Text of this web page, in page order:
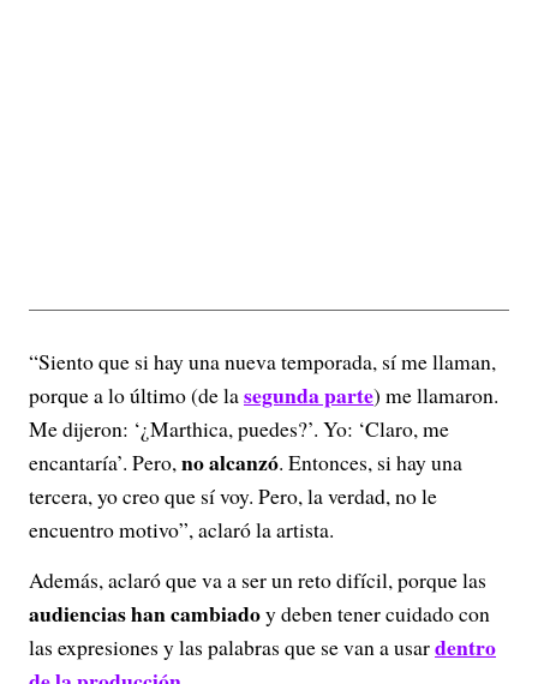
“Siento que si hay una nueva temporada, sí me llaman,
porque a lo último (de lasegunda parte) me llamaron.
Me dijeron: ‘¿Marthica, puedes?’. Yo: ‘Claro, me
encantaría’. Pero,no alcanzó. Entonces, si hay una
tercera, yo creo que sí voy. Pero, la verdad, no le
encuentro motivo”, aclaró la artista.
Además, aclaró que va a ser un reto difícil, porque las
audiencias han cambiadoy deben tener cuidado con
las expresiones y las palabras que se van a usardentro